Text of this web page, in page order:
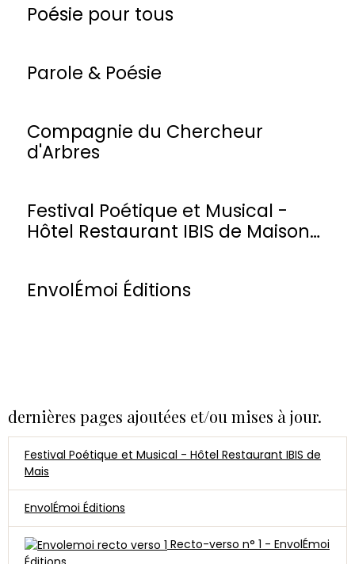
Poésie pour tous
Parole & Poésie
Compagnie du Chercheur
d'Arbres
Festival Poétique et Musical -
Hôtel Restaurant IBIS de Maisons-
EnvolÉmoi Éditions
dernières pages ajoutées et/ou mises à jour.
Festival Poétique et Musical - Hôtel Restaurant IBIS de
Mais
EnvolÉmoi Éditions
Recto-verso n° 1 - EnvolÉmoi